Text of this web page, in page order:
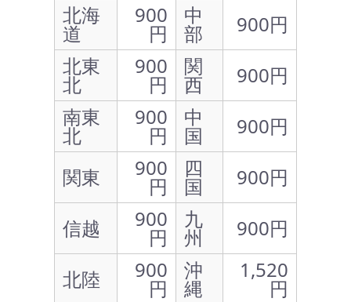
北海
道
900
円
中
部
900円
北東
北
900
円
関
西
900円
南東
北
900
円
中
国
900円
関東
900
円
四
国
900円
信越
900
円
九
州
900円
北陸
900
円
沖
縄
1,520
円